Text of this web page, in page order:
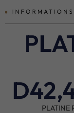
INFORMATIONS
PLATINE